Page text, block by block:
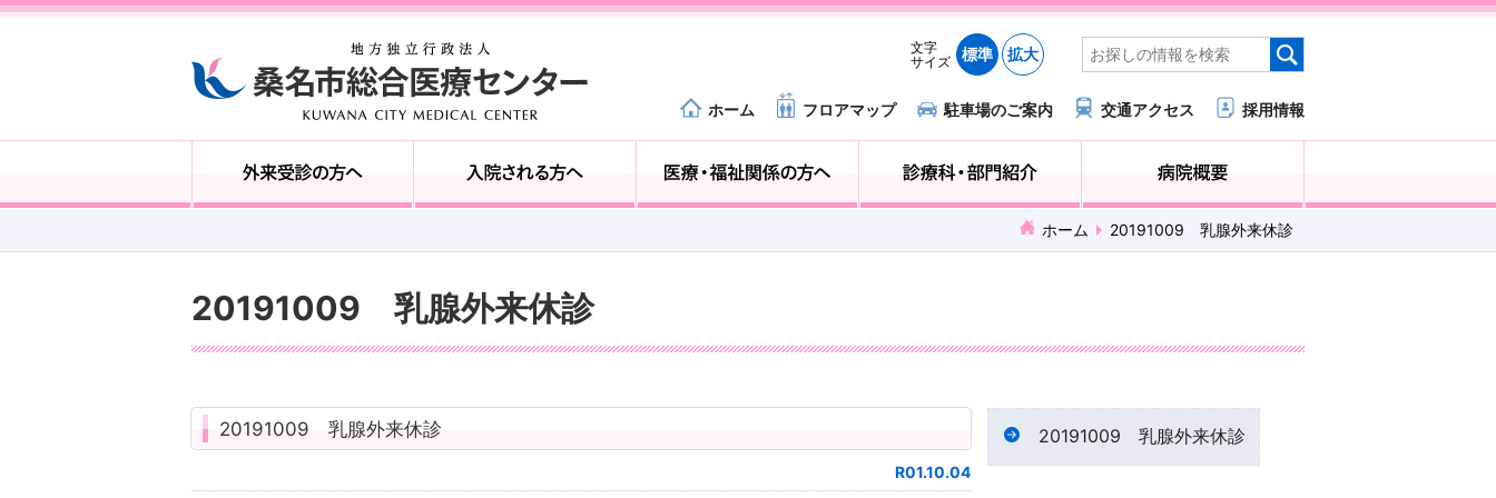
文字
サイズ
標準 拡大
ホーム フロアマップ 駐車場のご案内 交通アクセス 採用情報
ホーム 20191009 乳腺外来休診
20191009 乳腺外来休診
20191009 乳腺外来休診
R01.10.04
20191009 乳腺外来休診